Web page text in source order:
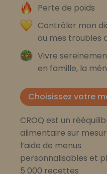
Perte de poids
Contrôler mon
ou mes troubles
Vivre
en famille, la
Choisissez votre
CROQ est un
alimentaire sur
l’aide de menus
personnalisables et
5 000 recettes